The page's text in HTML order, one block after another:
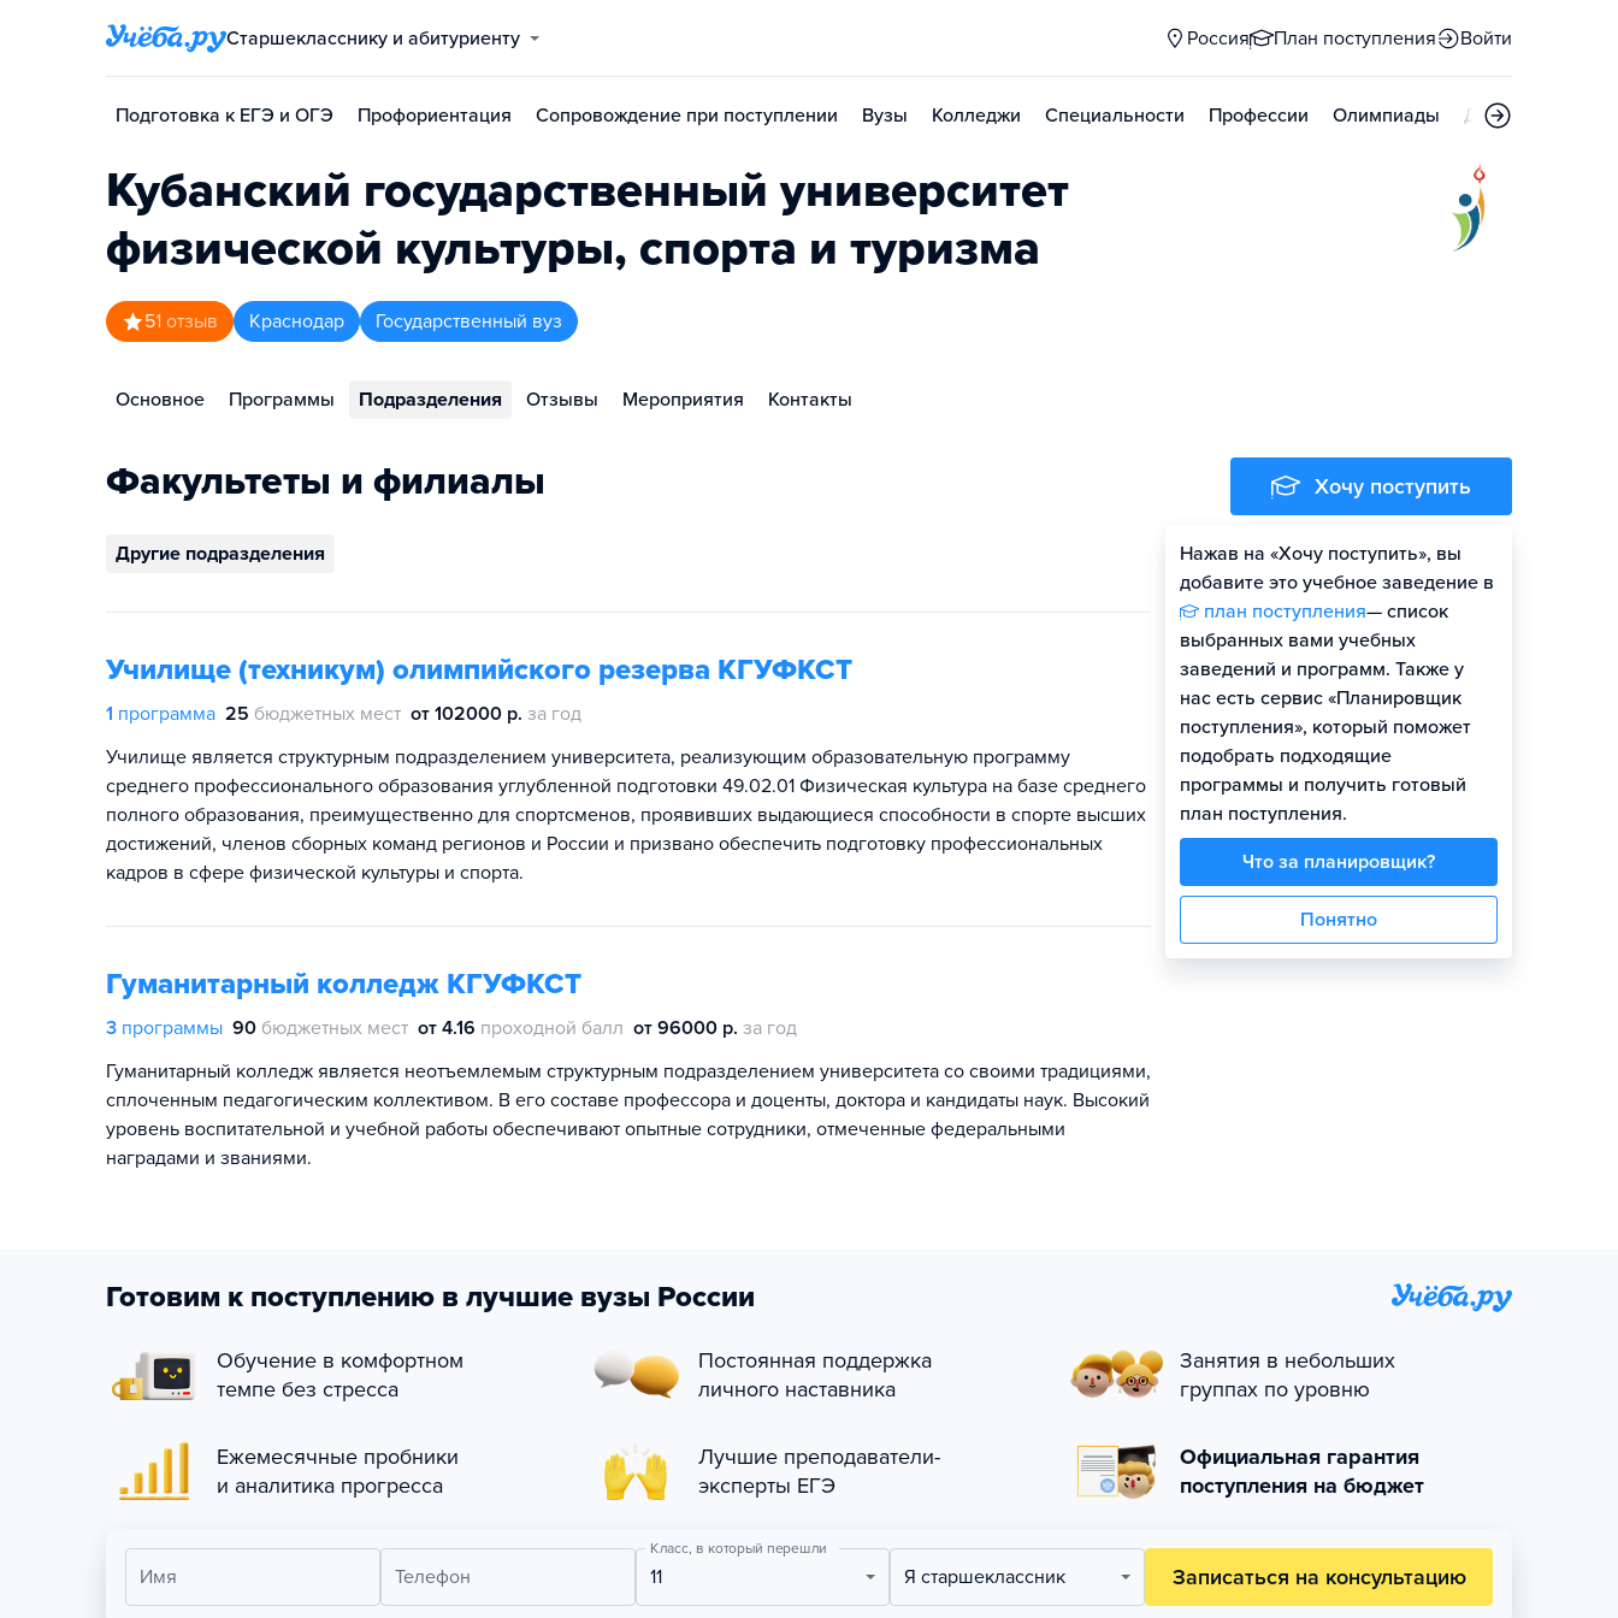
Старшекласснику и абитуриенту Россия План поступления Войти
Подготовка к ЕГЭ и ОГЭ Профориентация Сопровождение при поступлении Вузы Колледжи Специальности Профессии Олимпиады Дни открытых
Кубанский государственный университет
физической культуры, спорта и туризма
51 отзыв Краснодар Государственный вуз
Основное Программы Подразделения Отзывы Мероприятия Контакты
Факультеты и филиалы
Другие подразделения
Училище (техникум) олимпийского резерва КГУФКСТ
1 программа 25 бюджетных мест от 102000 р. за год
Училище является структурным подразделением университета, реализующим образовательную программу
среднего профессионального образования углубленной подготовки 49.02.01 Физическая культура на базе среднего
полного образования, преимущественно для спортсменов, проявивших выдающиеся способности в спорте высших
достижений, членов сборных команд регионов и России и призвано обеспечить подготовку профессиональных
кадров в сфере физической культуры и спорта.
Гуманитарный колледж КГУФКСТ
3 программы 90 бюджетных мест от 4.16 проходной балл от 96000 р. за год
Гуманитарный колледж является неотъемлемым структурным подразделением университета со своими традициями,
сплоченным педагогическим коллективом. В его составе профессора и доценты, доктора и кандидаты наук. Высокий
уровень воспитательной и учебной работы обеспечивают опытные сотрудники, отмеченные федеральными
наградами и званиями.
Хочу поступить
Нажав на «Хочу поступить», вы
добавите это учебное заведение в
план поступления— список
выбранных вами учебных
заведений и программ. Также у
нас есть сервис «Планировщик
поступления», который поможет
подобрать подходящие
программы и получить готовый
план поступления.
Что за планировщик?
Понятно
Оценить шансы
Готовим к поступлению в лучшие вузы России
Обучение в комфортном
темпе без стресса
Постоянная поддержка
личного наставника
Занятия в небольших
группах по уровню
Ежемесячные пробники
и аналитика прогресса
Лучшие преподаватели-
эксперты ЕГЭ
Официальная гарантия
поступления на бюджет
Имя Телефон
Класс, в который перешли
11 Я старшеклассник Записаться на консультацию